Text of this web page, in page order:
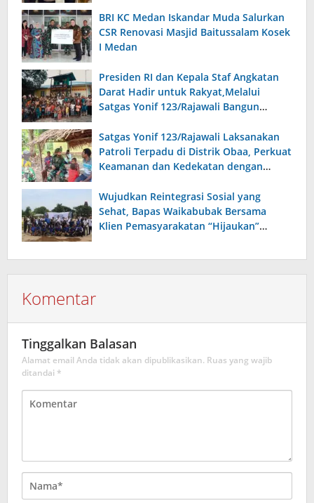
BRI KC Medan Iskandar Muda Salurkan
CSR Renovasi Masjid Baitussalam Kosek
I Medan
Presiden RI dan Kepala Staf Angkatan
Darat Hadir untuk Rakyat,Melalui
Satgas Yonif 123/Rajawali Bangun
Satgas Yonif 123/Rajawali Laksanakan
Patroli Terpadu di Distrik Obaa, Perkuat
Keamanan dan Kedekatan dengan
Wujudkan Reintegrasi Sosial yang
Sehat, Bapas Waikabubak Bersama
Klien Pemasyarakatan “Hijaukan”
Komentar
Tinggalkan Balasan
Alamat email Anda tidak akan dipublikasikan. Ruas yang wajib
ditandai *